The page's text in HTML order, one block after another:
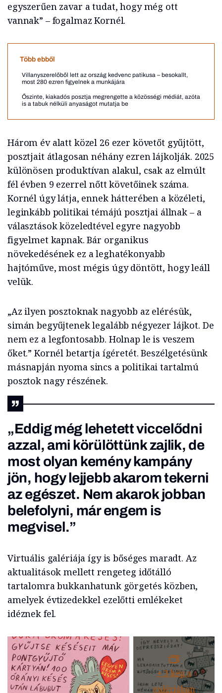
egyszerűen zavar a tudat, hogy még ott
vannak” – fogalmaz Kornél.
Több ebből
Villanyszerelőből lett az ország kedvenc patikusa – besokallt,
most 280 ezren figyelnek a munkájára
Őszinte, kiakadós posztja megrengette a közösségi médiát, azóta
is a tabuk nélküli anyaságot mutatja be
Három év alatt közel 26 ezer követőt gyűjtött,
posztjait átlagosan néhány ezren lájkolják. 2025
különösen produktívan alakul, csak az elmúlt
fél évben 9 ezerrel nőtt követőinek száma.
Kornél úgy látja, ennek hátterében a közéleti,
leginkább politikai témájú posztjai állnak – a
választások közeledtével egyre nagyobb
figyelmet kapnak. Bár organikus
növekedésének ez a leghatékonyabb
hajtóműve, most mégis úgy döntött, hogy leáll
velük.
„Az ilyen posztoknak nagyobb az elérésük,
simán begyűjtenek legalább négyezer lájkot. De
nem ez a legfontosabb. Holnap le is veszem
őket.” Kornél betartja ígéretét. Beszélgetésünk
másnapján nyoma sincs a politikai tartalmú
posztok nagy részének.
„Eddig még lehetett viccelődni
azzal, ami körülöttünk zajlik, de
most olyan kemény kampány
jön, hogy lejjebb akarom tekerni
az egészet. Nem akarok jobban
belefolyni, már engem is
megvisel.”
Virtuális galériája így is bőséges maradt. Az
aktualitások mellett rengeteg időtálló
tartalomra bukkanhatunk görgetés közben,
amelyek évtizedekkel ezelőtti emlékeket
idéznek fel.
+ 3 kép a
galériában